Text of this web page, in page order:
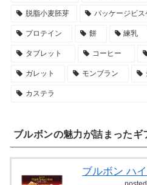
脱脂小麦胚芽 パッケージビス
プロテイン 餅 練乳
タブレット コーヒー
ガレット モンブラン
カステラ
ブルボンの魅力が詰まったギ
ブルボン ハ